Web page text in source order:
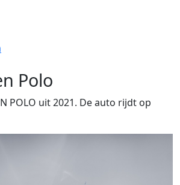
Polo
POLO uit 2021. De auto rijdt op